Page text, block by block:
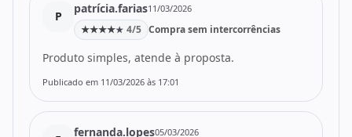
P
patrícia.farias11/03/2026
★★★★★ 4/5 Compra sem intercorrências
Produto simples, atende à proposta.
Publicado em 11/03/2026 às 17:01
fernanda.lopes05/03/2026